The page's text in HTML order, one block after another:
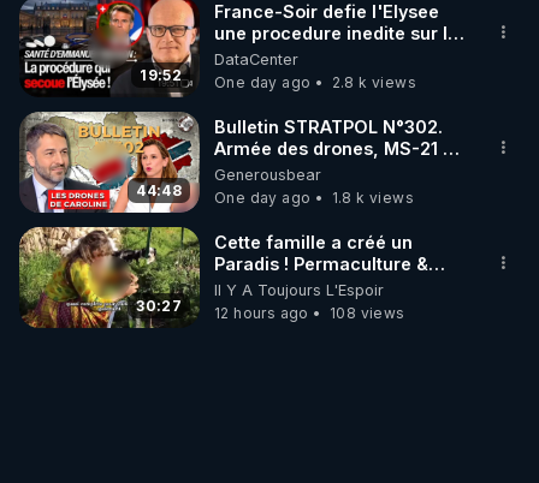
19:52
France-Soir defie l'Elysee
une procedure inedite sur la
sante du president - Nexus
DataCenter
One day ago
2.8 k views
44:48
Bulletin STRATPOL N°302.
Armée des drones, MS-21 en
série, missiles coréens.
07.08.2026.
Generousbear
One day ago
1.8 k views
30:27
Cette famille a créé un
Paradis ! Permaculture &
Autonomie
Il Y A Toujours L'Espoir
12 hours ago
108 views